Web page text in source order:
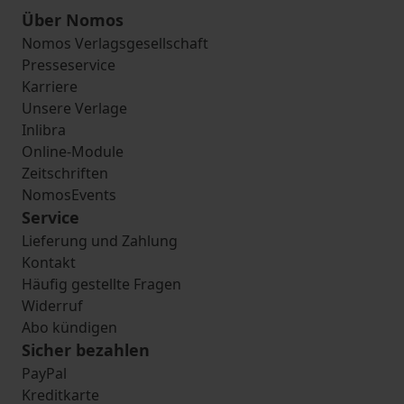
Über Nomos
Nomos Verlagsgesellschaft
Presseservice
Karriere
Unsere Verlage
Inlibra
Online-Module
Zeitschriften
NomosEvents
Service
Lieferung und Zahlung
Kontakt
Häufig gestellte Fragen
Widerruf
Abo kündigen
Sicher bezahlen
PayPal
Kreditkarte